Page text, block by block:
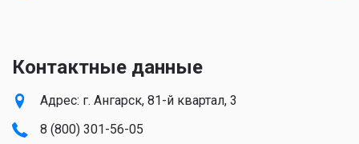
Контактные данные
Адрес: г. Ангарск, 81-й квартал, 3
8 (800) 301-56-05